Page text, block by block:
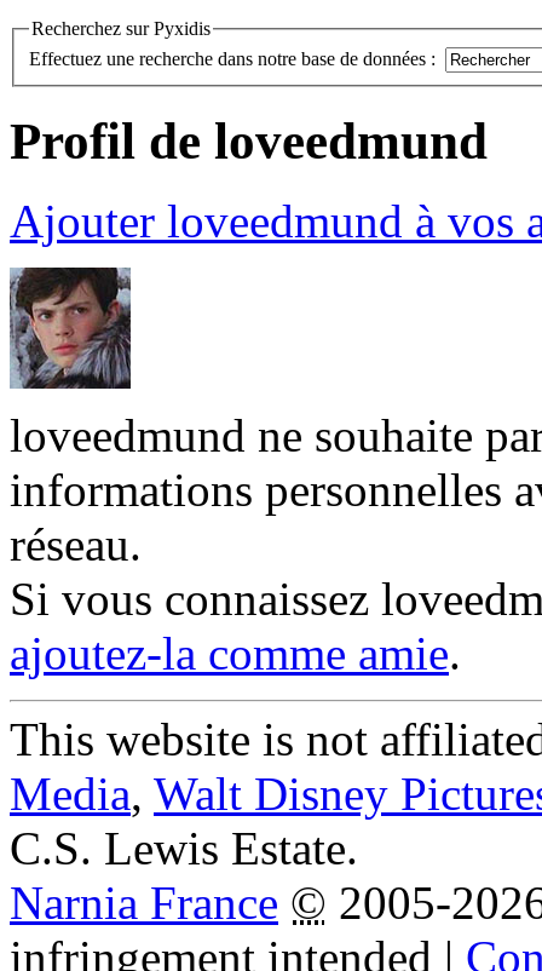
Recherchez sur Pyxidis
Effectuez une recherche dans notre base de données :
Profil de loveedmund
Ajouter loveedmund à vos
loveedmund ne souhaite
informations personnelles
réseau.
Si vous connaissez
ajoutez-la comme amie.
This website is not
Media, Walt Disney
C.S. Lewis Estate.
Narnia France © 2005-
infringement intended |